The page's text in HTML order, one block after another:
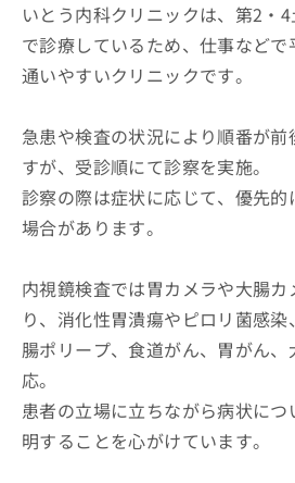
いとう内科クリニックは、第2・
で診療しているため、仕事など
通いやすいクリニックです。
急患や検査の状況により順番が
すが、受診順にて診察を実施。
診察の際は症状に応じて、優先的
場合があります。
内視鏡検査では胃カメラや大腸
り、消化性胃潰瘍やピロリ菌感
腸ポリープ、食道がん、胃がん
応。
患者の立場に立ちながら病状に
明することを心がけています。